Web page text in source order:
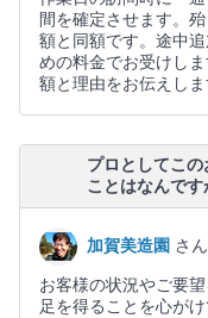
間を確定させます。
額と同額です。途中
めの料金でお受けし
額と理由をお伝えしま
プロとしてこ
ことはなんです
加賀美造園 さ
お客様の状況やご要
足を得ることを心が